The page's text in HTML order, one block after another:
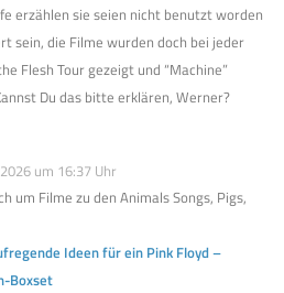
erzählen sie seien nicht benutzt worden
sein, die Filme wurden doch bei jeder
Flesh Tour gezeigt und “Machine”
Du das bitte erklären, Werner?
um 16:37 Uhr
um Filme zu den Animals Songs, Pigs,
Ideen für ein Pink Floyd –
Boxset